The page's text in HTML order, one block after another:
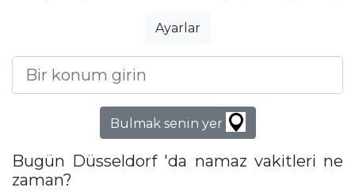
Ayarlar
Bulmak senin yer
Bugün Düsseldorf 'da namaz vakitleri ne
zaman?